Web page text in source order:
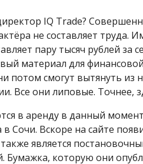
IQ Trade?
не составляет труда.
пару тысяч рублей за
материал для
потом смогут вытянуть из
Все они липовые. Точнее,
в аренду в данный
Сочи. Вскоре на сайте
является
Бумажка, которую они